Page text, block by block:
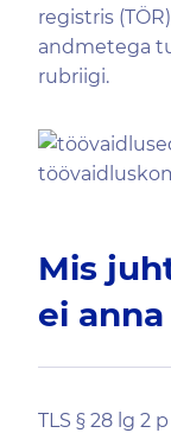
registris
andmetega
rubriigi.
Mis
ei
TLS § 28 lg 2